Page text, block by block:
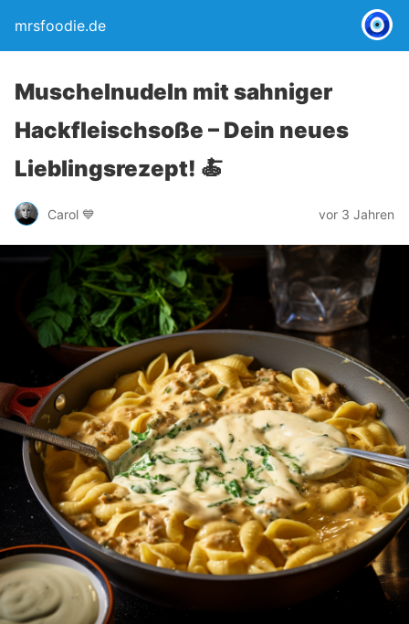
mrsfoodie.de
Muschelnudeln mit sahniger
Hackfleischsoße – Dein neues
Lieblingsrezept! 🍝
Carol 💙 vor 3 Jahren